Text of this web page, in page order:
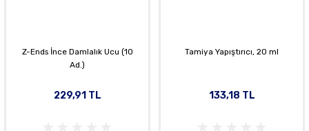
Z-Ends İnce Damlalık Ucu (10
Ad.)
229,91 TL
Tamiya Yapıştırıcı, 20 ml
133,18 TL